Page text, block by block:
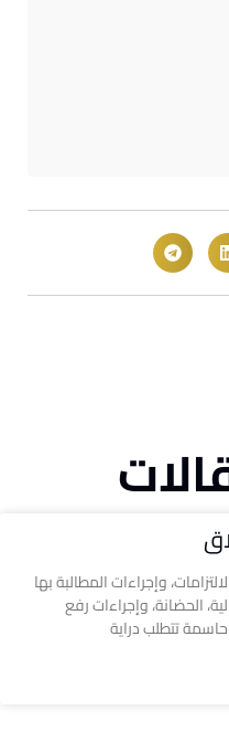
وإجراءات المطالبة بها
الحضانة، وإجراءات رفع
تتطلب دراية